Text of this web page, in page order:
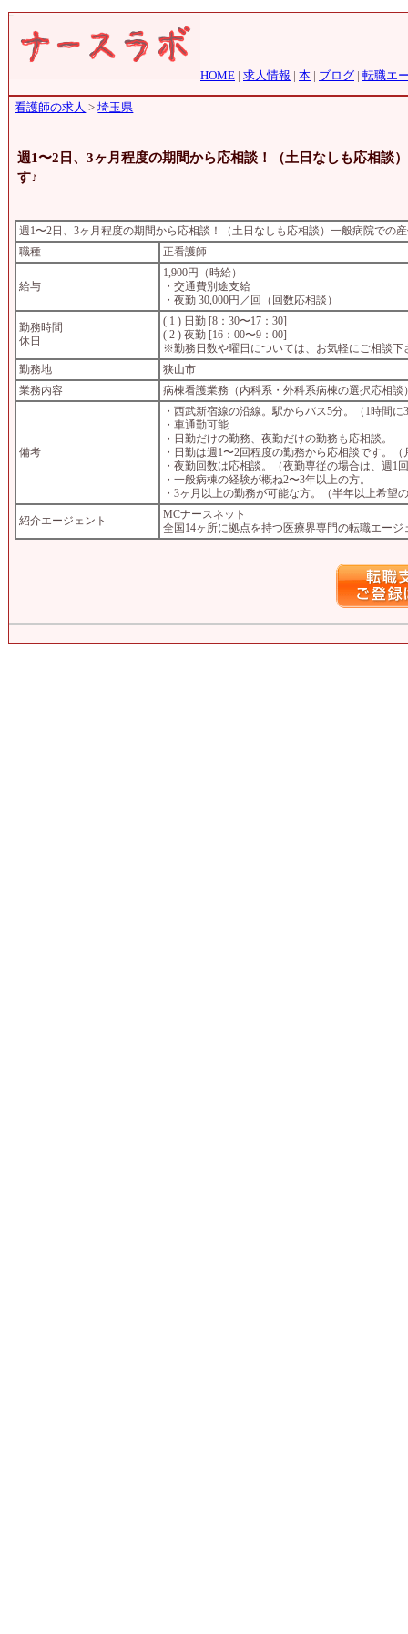
HOME | 求人情報 | 本 | ブログ | 転職エ
看護師の求人 >埼玉県
週1〜2日、3ヶ月程度の期間から応相談！（土日なしも応相談
す♪
週1〜2日、3ヶ月程度の期間から応相談！（土日なしも応相談）一般病院での
職種
正看護師
給与
1,900円（時給）
・交通費別途支給
・夜勤 30,000円／回（回数応相談）
勤務時間
休日
( 1 ) 日勤 [8：30〜17：30]
( 2 ) 夜勤 [16：00〜9：00]
※勤務日数や曜日については、お気軽にご相談下
勤務地
狭山市
業務内容
病棟看護業務（内科系・外科系病棟の選択応相談
備考
・西武新宿線の沿線。駅からバス5分。（1時間
・車通勤可能
・日勤だけの勤務、夜勤だけの勤務も応相談。
・日勤は週1〜2回程度の勤務から応相談です。
・夜勤回数は応相談。（夜勤専従の場合は、週1
・一般病棟の経験が概ね2〜3年以上の方。
・3ヶ月以上の勤務が可能な方。（半年以上希望
紹介エージェント
MCナースネット
全国14ヶ所に拠点を持つ医療界専門の転職エージ